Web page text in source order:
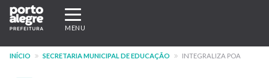
Pular
para
conteúdo
Expandir/recolher
navegação
MENU
INÍCIO SECRETARIA MUNICIPAL DE EDUCAÇÃO INTEGRALIZA POA